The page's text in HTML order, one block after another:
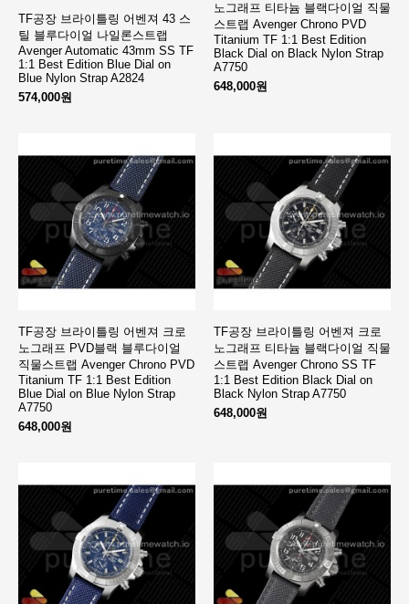
TF공장 브라이틀링 어벤져 43 스
틸 블루다이얼 나일론스트랩
Avenger Automatic 43mm SS TF
1:1 Best Edition Blue Dial on
Blue Nylon Strap A2824
574,000원
노그래프 티타늄 블랙다이얼 직물
스트랩 Avenger Chrono PVD
Titanium TF 1:1 Best Edition
Black Dial on Black Nylon Strap
A7750
648,000원
TF공장 브라이틀링 어벤져 크로
노그래프 PVD블랙 블루다이얼
직물스트랩 Avenger Chrono PVD
Titanium TF 1:1 Best Edition
Blue Dial on Blue Nylon Strap
A7750
648,000원
TF공장 브라이틀링 어벤져 크로
노그래프 티타늄 블랙다이얼 직물
스트랩 Avenger Chrono SS TF
1:1 Best Edition Black Dial on
Black Nylon Strap A7750
648,000원